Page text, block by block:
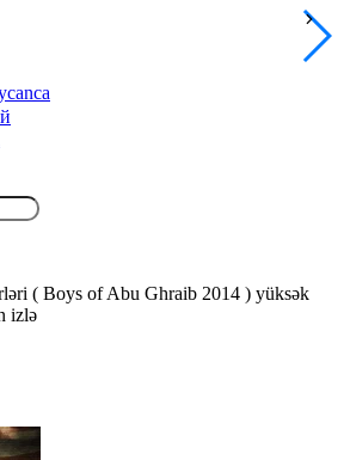
( Boys of Abu Ghraib 2014 ) yüksək
izlə